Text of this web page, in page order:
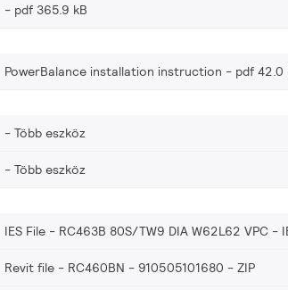
pdf 365.9 kB
PowerBalance installation instruction pdf 42.0
Több eszköz
Több eszköz
IES File - RC463B 80S/TW9 DIA W62L62 VPC
Revit file - RC460BN - 910505101680 ZIP